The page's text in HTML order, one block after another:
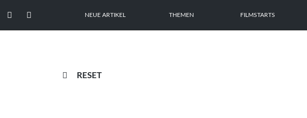
  NEUE ARTIKEL THEMEN FILMSTARTS
 RESET